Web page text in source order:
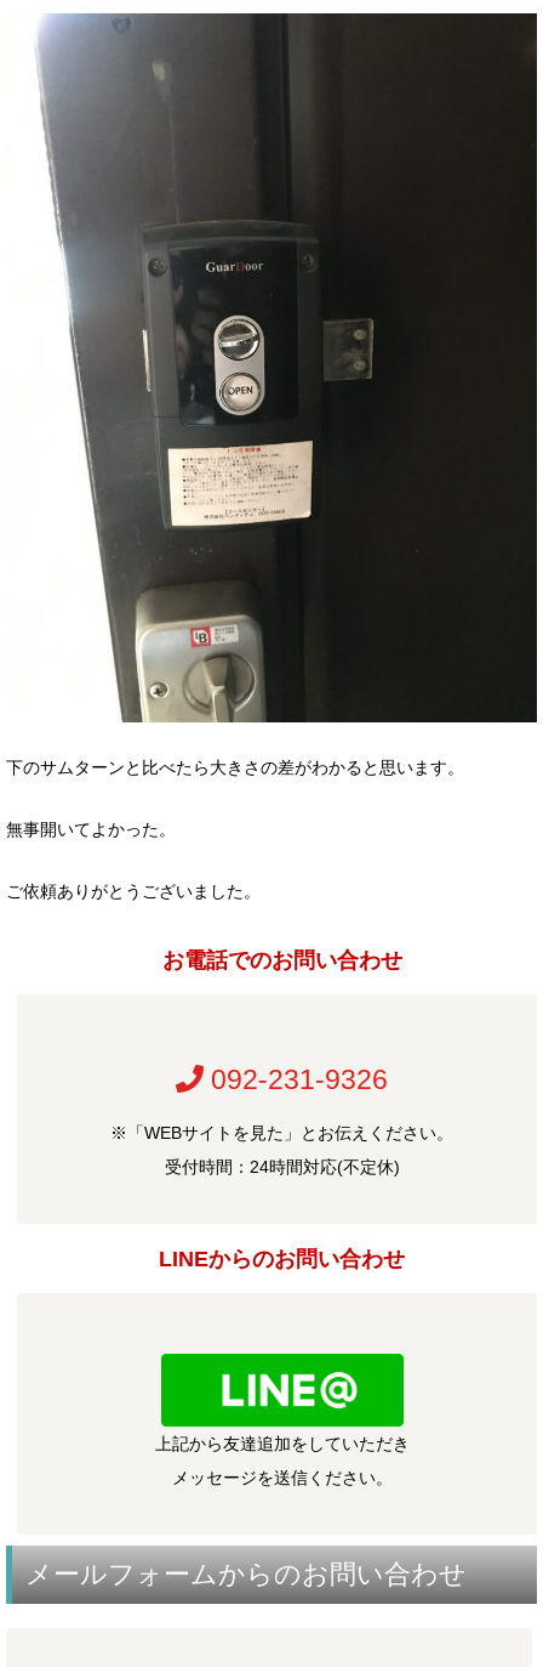
下のサムターンと比べたら大きさの差がわかると思います。
無事開いてよかった。
ご依頼ありがとうございました。
お電話でのお問い合わせ
092-231-9326
※「WEBサイトを見た」とお伝えください。
受付時間：24時間対応(不定休)
LINEからのお問い合わせ
上記から友達追加をしていただき
メッセージを送信ください。
メールフォームからのお問い合わせ